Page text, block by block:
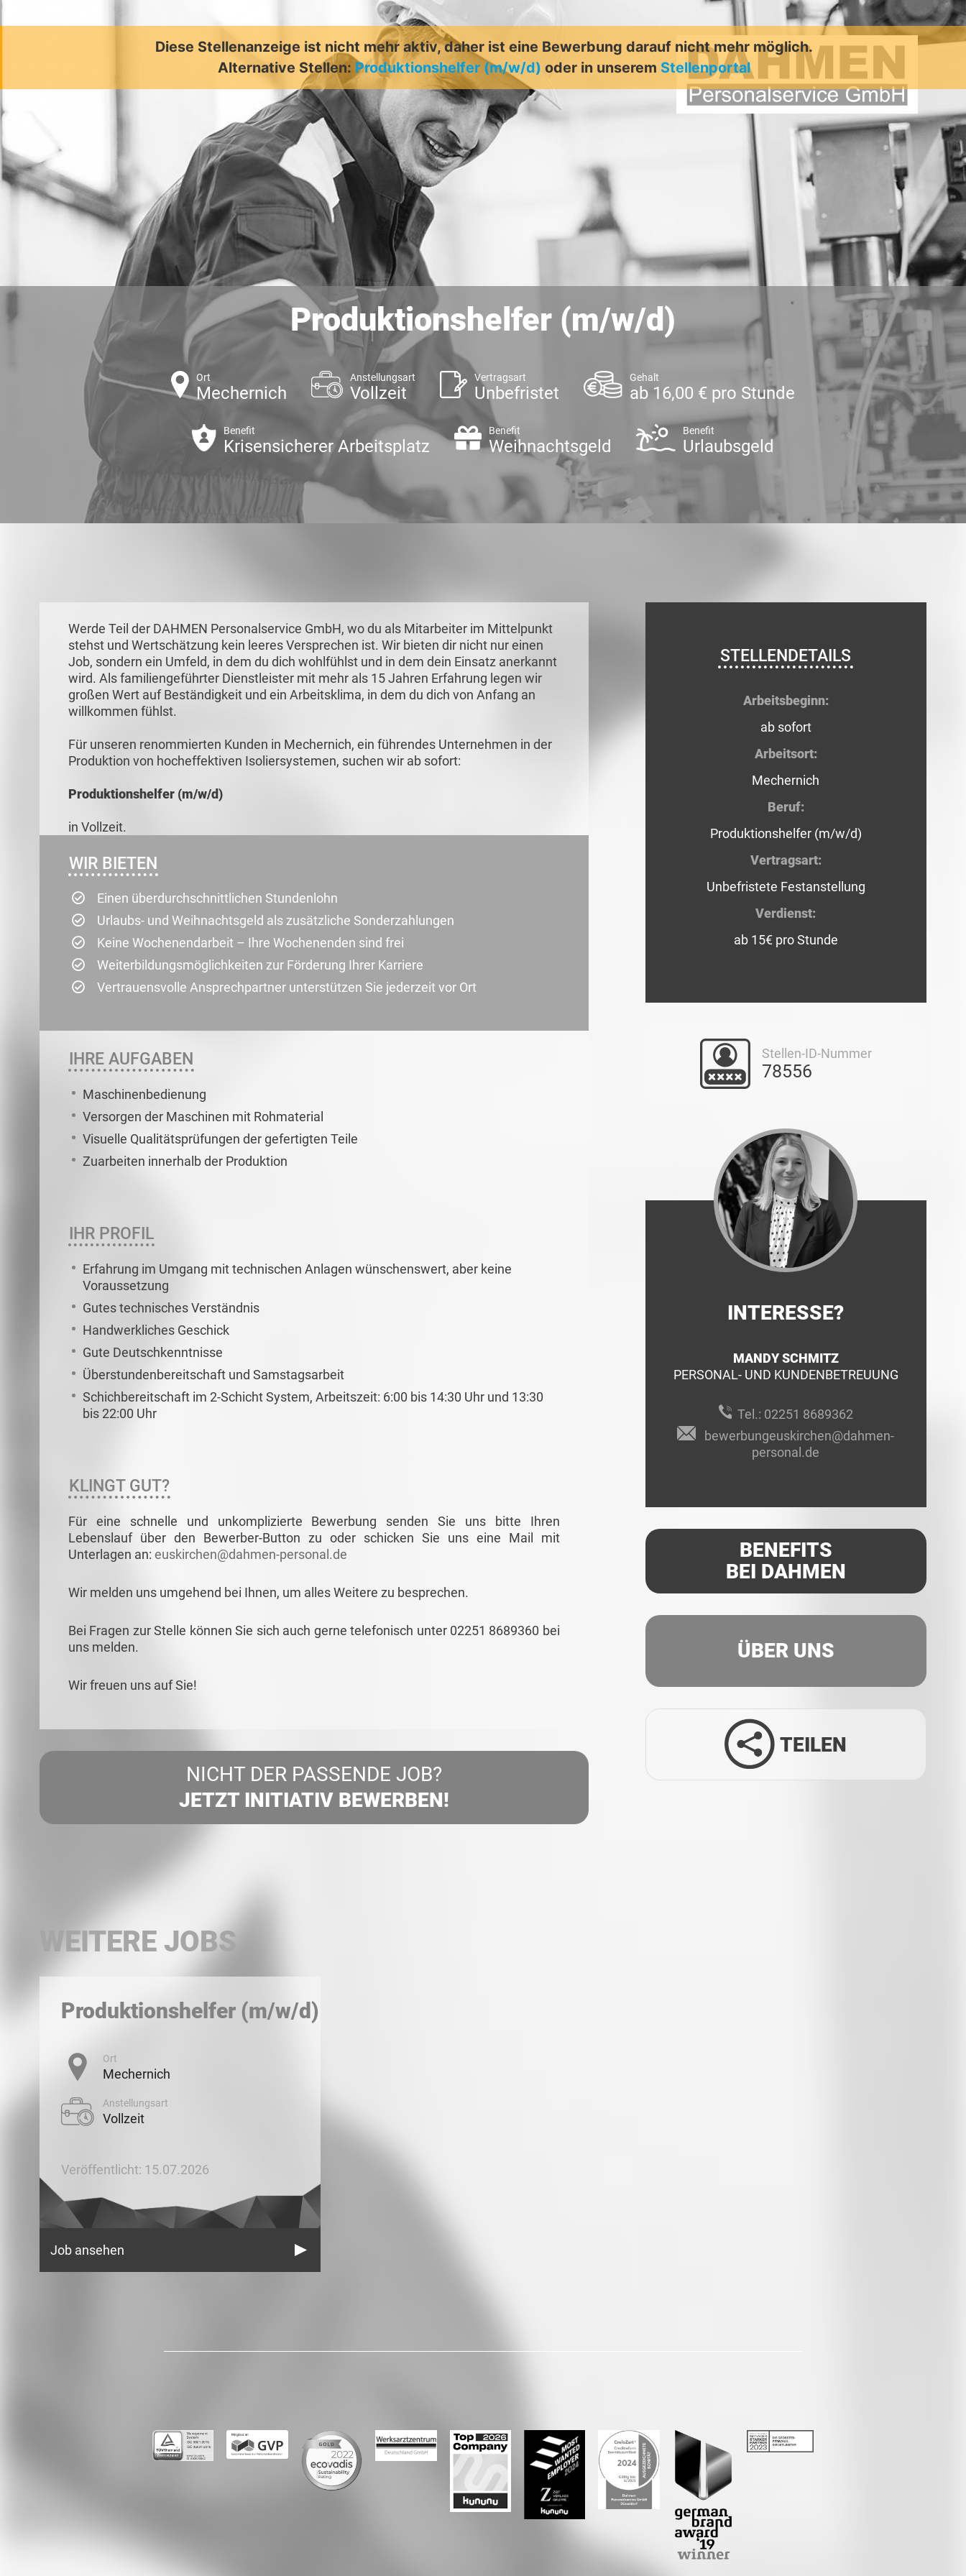
Diese Stellenanzeige ist nicht mehr aktiv, daher ist eine Bewerbung darauf nicht mehr möglich.
Alternative Stellen: Produktionshelfer (m/w/d) oder in unserem Stellenportal
Produktionshelfer (m/w/d)
Ort
Mechernich
Anstellungsart
Vollzeit
Vertragsart
Unbefristet
Gehalt
ab 16,00 € pro Stunde
Benefit
Krisensicherer Arbeitsplatz
Benefit
Weihnachtsgeld
Benefit
Urlaubsgeld
Werde Teil der DAHMEN Personalservice GmbH, wo du als Mitarbeiter im Mittelpunkt
stehst und Wertschätzung kein leeres Versprechen ist. Wir bieten dir nicht nur einen
Job, sondern ein Umfeld, in dem du dich wohlfühlst und in dem dein Einsatz anerkannt
wird. Als familiengeführter Dienstleister mit mehr als 15 Jahren Erfahrung legen wir
großen Wert auf Beständigkeit und ein Arbeitsklima, in dem du dich von Anfang an
willkommen fühlst.
Für unseren renommierten Kunden in Mechernich, ein führendes Unternehmen in der
Produktion von hocheffektiven Isoliersystemen, suchen wir ab sofort:
Produktionshelfer (m/w/d)
in Vollzeit.
WIR BIETEN
Einen überdurchschnittlichen Stundenlohn
Urlaubs- und Weihnachtsgeld als zusätzliche Sonderzahlungen
Keine Wochenendarbeit – Ihre Wochenenden sind frei
Weiterbildungsmöglichkeiten zur Förderung Ihrer Karriere
Vertrauensvolle Ansprechpartner unterstützen Sie jederzeit vor Ort
IHRE AUFGABEN
Maschinenbedienung
Versorgen der Maschinen mit Rohmaterial
Visuelle Qualitätsprüfungen der gefertigten Teile
Zuarbeiten innerhalb der Produktion
IHR PROFIL
Erfahrung im Umgang mit technischen Anlagen wünschenswert, aber keine
Voraussetzung
Gutes technisches Verständnis
Handwerkliches Geschick
Gute Deutschkenntnisse
Überstundenbereitschaft und Samstagsarbeit
Schichbereitschaft im 2-Schicht System, Arbeitszeit: 6:00 bis 14:30 Uhr und 13:30
bis 22:00 Uhr
KLINGT GUT?
Für eine schnelle und unkomplizierte Bewerbung senden Sie uns bitte Ihren
Lebenslauf über den Bewerber-Button zu oder schicken Sie uns eine Mail mit
Unterlagen an: euskirchen@dahmen-personal.de
Wir melden uns umgehend bei Ihnen, um alles Weitere zu besprechen.
Bei Fragen zur Stelle können Sie sich auch gerne telefonisch unter 02251 8689360 bei
uns melden.
Wir freuen uns auf Sie!
NICHT DER PASSENDE JOB?
JETZT INITIATIV BEWERBEN!
STELLENDETAILS
Arbeitsbeginn:
ab sofort
Arbeitsort:
Mechernich
Beruf:
Produktionshelfer (m/w/d)
Vertragsart:
Unbefristete Festanstellung
Verdienst:
ab 15€ pro Stunde
Stellen-ID-Nummer
78556
INTERESSE?
MANDY SCHMITZ
PERSONAL- UND KUNDENBETREUUNG
Tel.: 02251 8689362
bewerbungeuskirchen@dahmen-
personal.de
BENEFITS
BEI DAHMEN
ÜBER UNS
TEILEN
WEITERE JOBS
Produktionshelfer (m/w/d)
Ort
Mechernich
Anstellungsart
Vollzeit
Veröffentlicht: 15.07.2026
Job ansehen